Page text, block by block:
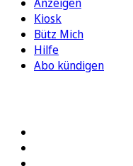
Kiosk
Bütz Mich
Hilfe
Abo kündigen